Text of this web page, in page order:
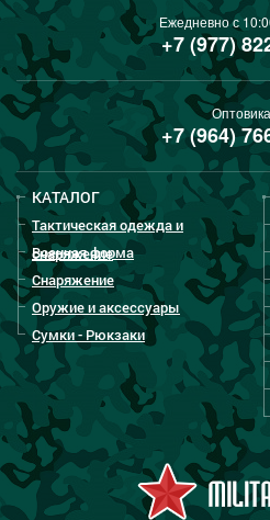
Ежедневно с
+7 (977)
+7 (964)
КАТАЛОГ
Тактическая одежда и
снаряжение
Военная форма
Снаряжение
Оружие и аксессуары
Сумки - Рюкзаки